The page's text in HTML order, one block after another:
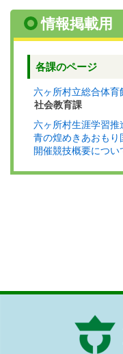
情報掲載用
各課のページ
六ヶ所村立総合体育
社会教育課
六ヶ所村生涯学習推
青の煌めきあおも
開催競技概要につい